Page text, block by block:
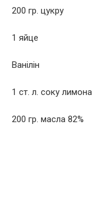
200 гр. цукру
1 яйце
Ванілін
1 ст. л. соку лимона
200 гр. масла 82%